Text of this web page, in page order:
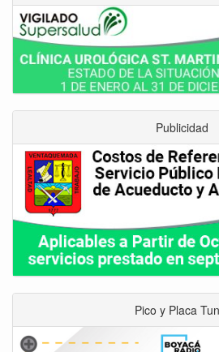
Publicidad
Pico y Placa